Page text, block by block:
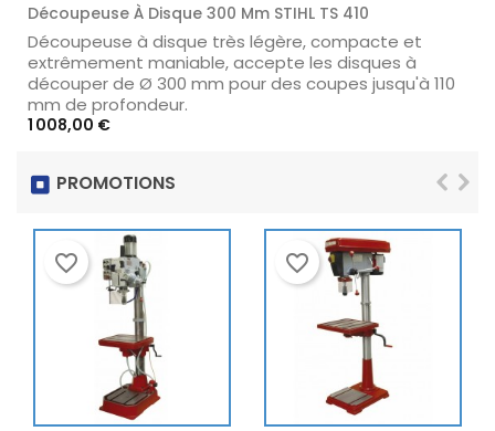
Découpeuse À Disque 300 Mm STIHL TS 410
Découpeuse à disque très légère, compacte et
extrêmement maniable, accepte les disques à
découper de Ø 300 mm pour des coupes jusqu'à 110
mm de profondeur.
Prix
1 008,00 €
PROMOTIONS
favorite_border favorite_border